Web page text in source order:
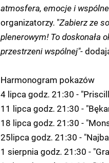
atmosfera, emocje i
organizatorzy. "Zabierz ze
plenerowym! To doskonała
przestrzeni wspólnej"-
Harmonogram pokazów
4 lipca godz. 21:30 -
11 lipca godz. 21:30 -
18 lipca godz. 21:30 -
25lipca godz. 21:30 -
1 sierpnia godz. 21:30 -